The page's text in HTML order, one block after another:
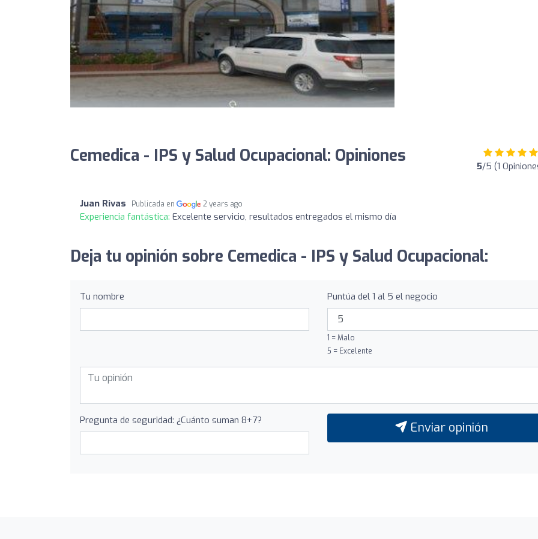
Cemedica - IPS y Salud Ocupacional: Opiniones 5/5 (1
Juan Rivas Publicada en 2 years ago
Experiencia fantástica: Excelente servicio, resultados entregados el mismo día
Deja tu opinión sobre Cemedica - IPS y Salud Ocupacional:
Tu nombre Puntúa del 1 al 5 el negocio
1 = Malo
5 = Excelente
Pregunta de seguridad: ¿Cuánto suman 8+7? Enviar opinión